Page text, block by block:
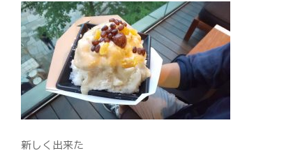
新しく出来た